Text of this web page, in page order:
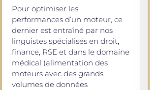
Pour optimiser les
performances d’un moteur, ce
dernier est entraîné par nos
linguistes spécialisés en droit,
finance, RSE et dans le domaine
médical (alimentation des
moteurs avec des grands
volumes de données